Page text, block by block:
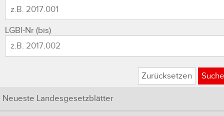
LGBl-Nr (bis)
Zurücksetzen
Neueste Landesgesetzblätter